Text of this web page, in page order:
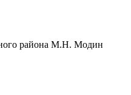
района М.Н. Модин